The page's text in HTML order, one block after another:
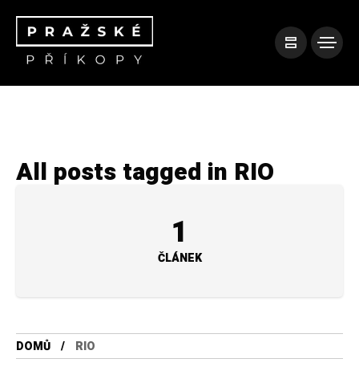
All posts tagged in RIO
1
ČLÁNEK
DOMŮ RIO